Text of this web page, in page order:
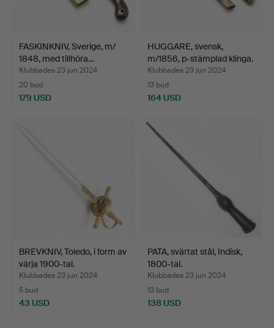
FASKINKNIV, Sverige, m/
1848, med tillhöra…
Klubbades 23 jun 2024
20 bud
179 USD
HUGGARE, svensk,
m/1856, p-stämplad klinga.
Klubbades 23 jun 2024
13 bud
164 USD
BREVKNIV, Toledo, i form av
värja 1900-tal.
Klubbades 23 jun 2024
5 bud
43 USD
PATA, svärtat stål, Indisk,
1800-tal.
Klubbades 23 jun 2024
13 bud
138 USD